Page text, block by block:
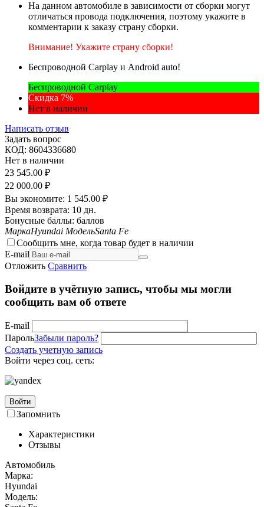
На данном автомобиле в зависимости от сборки могут
отличаться провода подключения, поэтому укажите в
комментарии к заказу страну сборки.
Внимание! Укажите страну сборки!
Беспроводной Carplay и Android auto!
Беспроводной Carplay
Скидка 7%
Нет в наличии
Написать отзыв
Задать вопрос
КОД: 8604336680
Нет в наличии
23 545.00 ₽
22 000.00 ₽
Вы экономите: 1 545.00 ₽
Время возврата: 10 дн.
Бонусные баллы: баллов
МаркаHyundai МодельSanta Fe
Сообщить мне, когда товар будет в наличии
E-mail
Отложить Сравнить
Войдите в учётную запись, чтобы мы могли
сообщить вам об ответе
E-mail
ПарольЗабыли пароль?
Создать учетную запись
Войти через соц. сеть:
Войти
Запомнить
Характеристики
Отзывы
Автомобиль
Марка:
Hyundai
Модель: